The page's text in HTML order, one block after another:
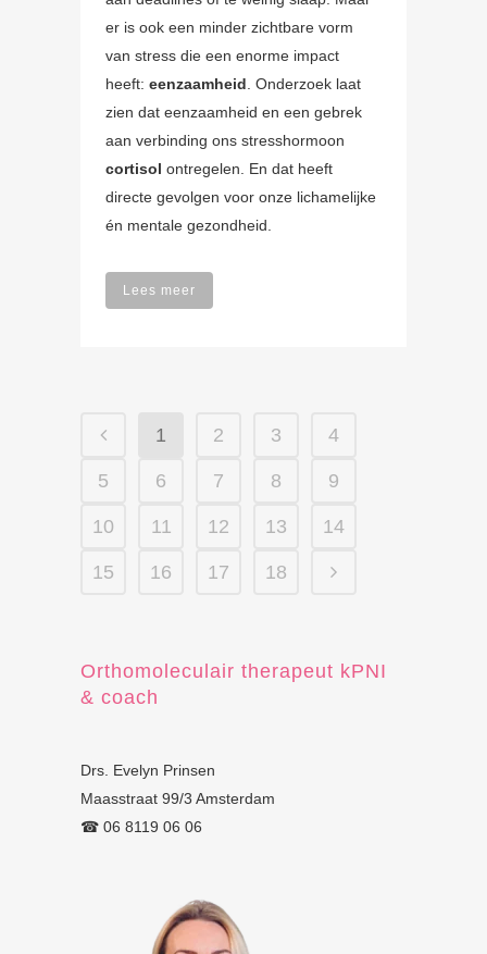
er is ook een minder zichtbare vorm
van stress die een enorme impact
heeft: eenzaamheid . Onderzoek laat
zien dat eenzaamheid en een gebrek
aan verbinding ons stresshormoon
cortisol ontregelen. En dat heeft
directe gevolgen voor onze lichamelijke
én mentale gezondheid.
Lees meer
1 2 3 4
5 6 7 8 9
10 11 12 13 14
15 16 17 18
Orthomoleculair therapeut kPNI
& coach
Drs. Evelyn Prinsen
Maasstraat 99/3 Amsterdam
☎︎ 06 8119 06 06